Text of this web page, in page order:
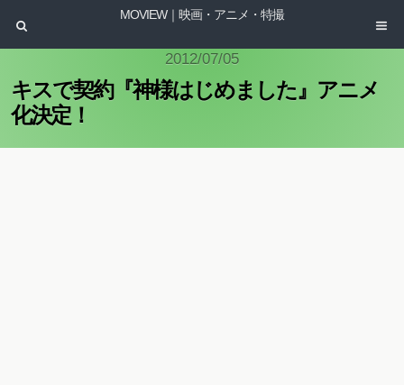
MOVIEW｜映画・アニメ・特撮
2012/07/05
キスで契約『神様はじめました』アニメ
化決定！